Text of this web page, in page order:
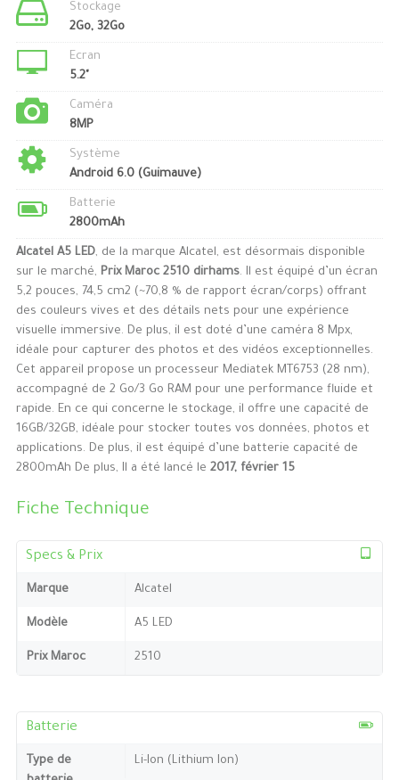
Stockage
2Go, 32Go
Ecran
5.2"
Caméra
8MP
Système
Android 6.0 (Guimauve)
Batterie
2800mAh
Alcatel A5 LED, de la marque Alcatel, est désormais disponible
sur le marché, Prix Maroc 2510 dirhams. Il est équipé d’un écran
5,2 pouces, 74,5 cm2 (~70,8 % de rapport écran/corps) offrant
des couleurs vives et des détails nets pour une expérience
visuelle immersive. De plus, il est doté d’une caméra 8 Mpx,
idéale pour capturer des photos et des vidéos exceptionnelles.
Cet appareil propose un processeur Mediatek MT6753 (28 nm),
accompagné de 2 Go/3 Go RAM pour une performance fluide et
rapide. En ce qui concerne le stockage, il offre une capacité de
16GB/32GB, idéale pour stocker toutes vos données, photos et
applications. De plus, il est équipé d’une batterie capacité de
2800mAh De plus, Il a été lancé le 2017, février 15
Fiche Technique
Specs & Prix
Marque Alcatel
Modèle A5 LED
Prix Maroc 2510
Batterie
Type de
Li-Ion (Lithium Ion)